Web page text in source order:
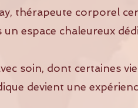
thérapeute corporel
espace chaleureux
soin, dont certaines
devient une